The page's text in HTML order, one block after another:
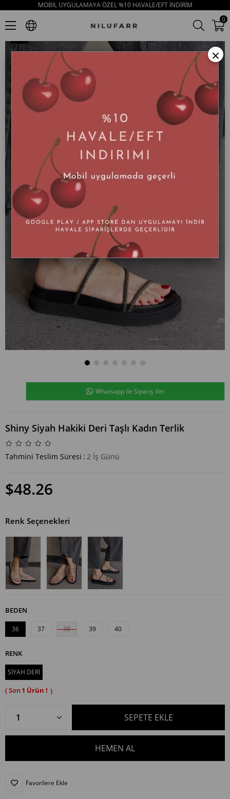
MOBİL UYGULAMAYA ÖZEL %10 HAVALE/EFT İNDİRİM
0
Shiny Siyah Hakiki Deri Taşlı Kadın Terlik
Whatsapp ile Sipariş Ver
Shiny Siyah Hakiki Deri Taşlı Kadın Terlik
Tahmini Teslim Süresi : 2 İş Günü
$48.26
Renk Seçenekleri
BEDEN
1
36 37 38 39 40
RENK
SİYAH DERİ
Favorilere Ekle
×